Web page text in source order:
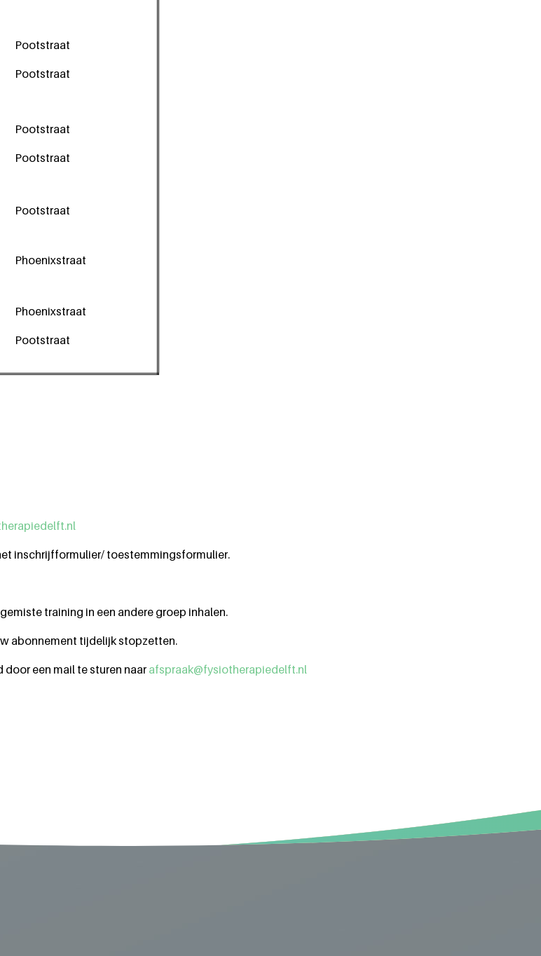
Pootstraat
Pootstraat
Pootstraat
Pootstraat
Pootstraat
Phoenixstraat
Phoenixstraat
Pootstraat
inschrijfformulier/ toestemmingsformulier.
training in een andere groep inhalen.
abonnement tijdelijk stopzetten.
door een mail te sturen naar afspraak@fysiotherapiedelft.nl